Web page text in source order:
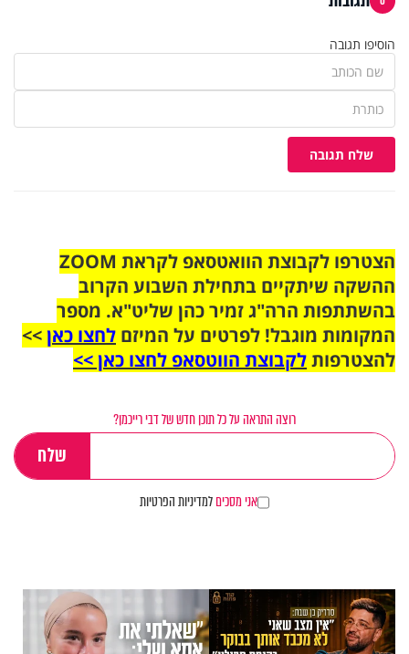
הוסיפו תגובה
שלח תגובה
הצטרפו לקבוצת הוואטסאפ לקראת ZOOM
ההשקה שיתקיים בתחילת השבוע הקרוב
בהשתתפות הרה"ג זמיר כהן שליט"א. מספר
המקומות מוגבל! לפרטים על המיזם לחצו כאן>>
להצטרפותלקבוצת הווטסאפ לחצו כאן >>
רוצה התראה על כל תוכן חדש של דבי רייכמן?
אני מסכיםלמדיניות הפרטיות